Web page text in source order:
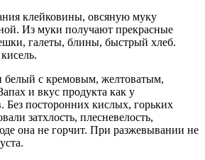
клейковины, овсяную муку
Из муки получают прекрасные
галеты, блины, быстрый хлеб.
с кремовым, желтоватым,
и вкус продукта как у
Без посторонних кислых, горьких
затхлость, плесневелость,
она не горчит. При разжевывании не